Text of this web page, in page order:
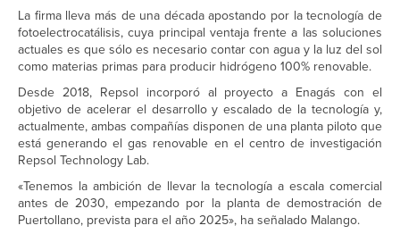
La firma lleva más de una década apostando por la tecnología de
fotoelectrocatálisis, cuya principal ventaja frente a las soluciones
actuales es que sólo es necesario contar con agua y la luz del sol
como materias primas para producir hidrógeno 100% renovable.
Desde 2018, Repsol incorporó al proyecto a Enagás con el
objetivo de acelerar el desarrollo y escalado de la tecnología y,
actualmente, ambas compañías disponen de una planta piloto que
está generando el gas renovable en el centro de investigación
Repsol Technology Lab.
«Tenemos la ambición de llevar la tecnología a escala comercial
antes de 2030, empezando por la planta de demostración de
Puertollano, prevista para el año 2025», ha señalado Malango.